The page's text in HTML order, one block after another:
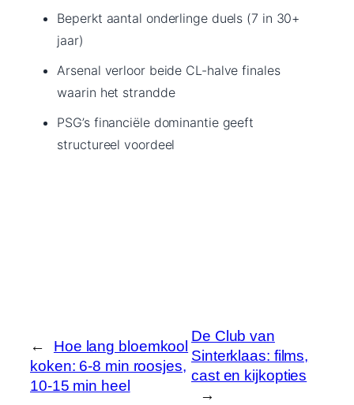
Beperkt aantal onderlinge duels (7 in 30+
jaar)
Arsenal verloor beide CL-halve finales
waarin het strandde
PSG’s financiële dominantie geeft
structureel voordeel
←
Hoe lang bloemkool
koken: 6-8 min roosjes,
10-15 min heel
De Club van
Sinterklaas: films,
cast en kijkopties
→